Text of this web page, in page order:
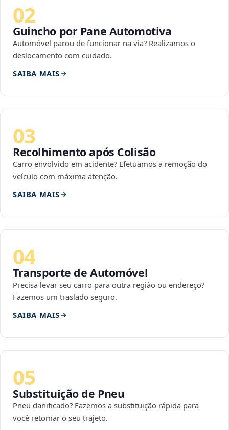
02
Guincho por Pane Automotiva
Automóvel parou de funcionar na via? Realizamos o
deslocamento com cuidado.
SAIBA MAIS
03
Recolhimento após Colisão
Carro envolvido em acidente? Efetuamos a remoção do
veículo com máxima atenção.
SAIBA MAIS
04
Transporte de Automóvel
Precisa levar seu carro para outra região ou endereço?
Fazemos um traslado seguro.
SAIBA MAIS
05
Substituição de Pneu
Pneu danificado? Fazemos a substituição rápida para
você retomar o seu trajeto.